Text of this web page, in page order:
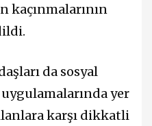
kaçınmalarının
da sosyal
yer
karşı dikkatli